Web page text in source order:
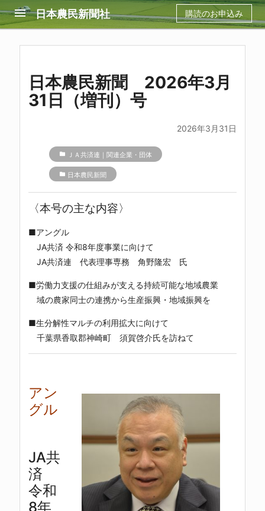
menu 日本農民新聞社 購読のお申込み
日本農民新聞 2026年3月
31日（増刊）号
2026年3月31日
folder ＪＡ共済連｜関連企業・団体
folder 日本農民新聞
〈本号の主な内容〉
■アングル
JA共済 令和8年度事業に向けて
JA共済連 代表理事専務 角野隆宏 氏
■労働力支援の仕組みが支える持続可能な地域農業
域の農家同士の連携から生産振興・地域振興を
■生分解性マルチの利用拡大に向けて
千葉県香取郡神崎町 須賀啓介氏を訪ねて
アン
グル
JA共
済
令和
8年